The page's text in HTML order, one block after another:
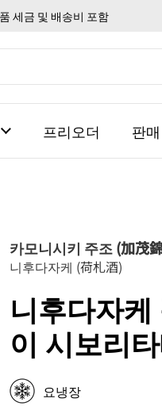
세금 및 배송비 포함
프리오더 판
카모니시키 주조 (加茂
니후다자케 (荷札酒)
니후다자
이 시보리
요냉장